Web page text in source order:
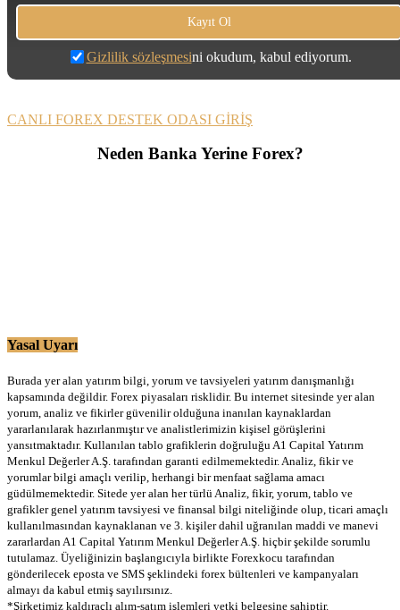
Gizlilik sözleşmesini okudum, kabul ediyorum.
CANLI FOREX DESTEK ODASI GİRİŞ
Neden Banka Yerine Forex?
Yasal Uyarı
Burada yer alan yatırım bilgi, yorum ve tavsiyeleri yatırım danışmanlığı
kapsamında değildir. Forex piyasaları risklidir. Bu internet sitesinde yer alan
yorum, analiz ve fikirler güvenilir olduğuna inanılan kaynaklardan
yararlanılarak hazırlanmıştır ve analistlerimizin kişisel görüşlerini
yansıtmaktadır. Kullanılan tablo grafiklerin doğruluğu A1 Capital Yatırım
Menkul Değerler A.Ş. tarafından garanti edilmemektedir. Analiz, fikir ve
yorumlar bilgi amaçlı verilip, herhangi bir menfaat sağlama amacı
güdülmemektedir. Sitede yer alan her türlü Analiz, fikir, yorum, tablo ve
grafikler genel yatırım tavsiyesi ve finansal bilgi niteliğinde olup, ticari amaçlı
kullanılmasından kaynaklanan ve 3. kişiler dahil uğranılan maddi ve manevi
zararlardan A1 Capital Yatırım Menkul Değerler A.Ş. hiçbir şekilde sorumlu
tutulamaz. Üyeliğinizin başlangıcıyla birlikte Forexkocu tarafından
gönderilecek eposta ve SMS şeklindeki forex bültenleri ve kampanyaları
almayı da kabul etmiş sayılırsınız.
*Şirketimiz kaldıraçlı alım-satım işlemleri yetki belgesine sahiptir.